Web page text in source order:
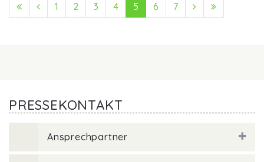
First (Anfang)
Previous (Zurück)
1 2 3 4 5 6 7 Next
PRESSEKONTAKT
Ansprechpartner